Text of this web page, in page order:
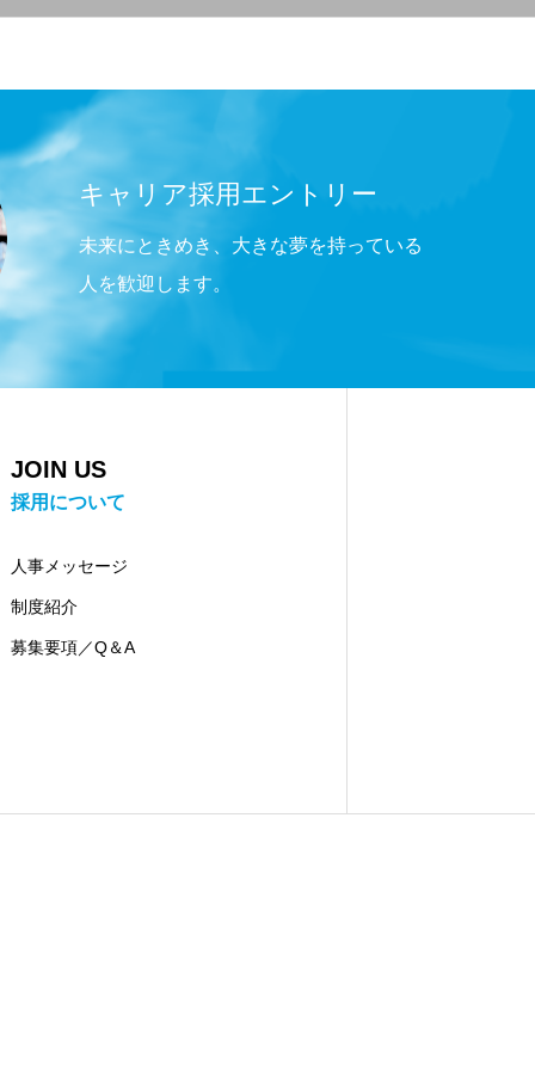
キャリア採用エントリー
未来にときめき、大きな夢を持っている
人を歓迎します。
JOIN US
採用について
人事メッセージ
制度紹介
募集要項／Q＆A